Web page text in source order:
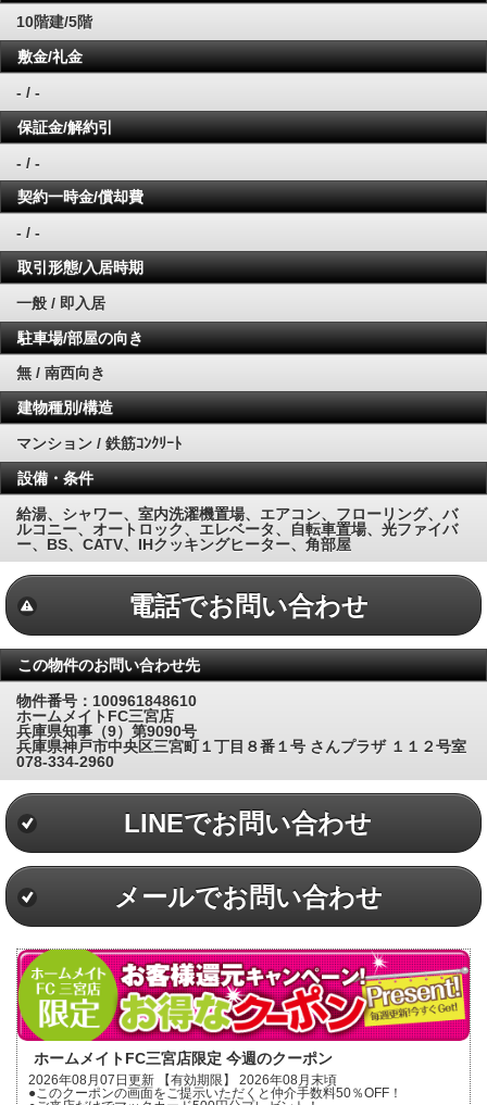
10階建/5階
敷金/礼金
- / -
保証金/解約引
- / -
契約一時金/償却費
- / -
取引形態/入居時期
一般 / 即入居
駐車場/部屋の向き
無 / 南西向き
建物種別/構造
マンション / 鉄筋ｺﾝｸﾘｰﾄ
設備・条件
給湯、シャワー、室内洗濯機置場、エアコン、フローリング、バ
ルコニー、オートロック、エレベータ、自転車置場、光ファイバ
ー、BS、CATV、IHクッキングヒーター、角部屋
電話でお問い合わせ
この物件のお問い合わせ先
物件番号：100961848610
ホームメイトFC三宮店
兵庫県知事（9）第9090号
兵庫県神戸市中央区三宮町１丁目８番１号 さんプラザ １１２号室
078-334-2960
LINEでお問い合わせ
メールでお問い合わせ
ホームメイトFC三宮店限定 今週のクーポン
2026年08月07日更新 【有効期限】 2026年08月末頃
●このクーポンの画面をご提示いただくと仲介手数料50％OFF！